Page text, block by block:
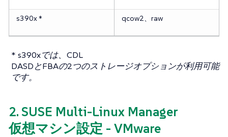
s390x * qcow2、raw
* s390xでは、CDL
DASDとFBAの2つのストレージオプションが利用可能
です。
2. SUSE Multi-Linux Manager
仮想マシン設定 - VMware